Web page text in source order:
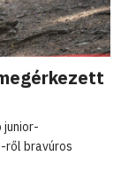
junior-
ről bravúros